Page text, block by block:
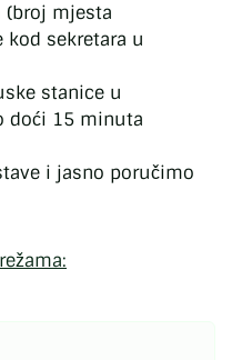
(broj mjesta
kod sekretara u
stanice u
doći 15 minuta
i jasno poručimo